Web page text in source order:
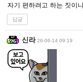
자기 편하려고 하는 짓이
답글
신라 26-06-14 09:19